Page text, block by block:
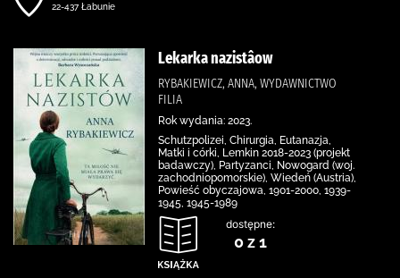
22-437 Łabunie
Lekarka nazistâow
RYBAKIEWICZ, ANNA, WYDAWNICTWO
FILIA
Rok wydania: 2023.
Schutzpolizei, Chirurgia, Eutanazja,
Matki i córki, Lemkin 2018-2023 (projekt
badawczy), Partyzanci, Nowogard (woj.
zachodniopomorskie), Wiedeń (Austria),
Powieść obyczajowa, 1901-2000, 1939-
1945, 1945-1989
dostępne:
0 z 1